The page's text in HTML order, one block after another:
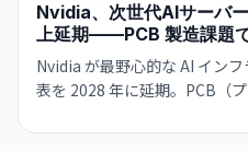
Nvidia、次世代AIサーバ
上延期——PCB 製造課題
Nvidia が最野心的な AI イン
表を 2028 年に延期。PCB（
Google に市場機会が広がる。